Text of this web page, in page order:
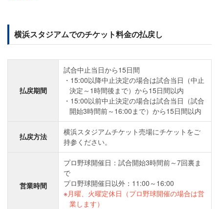
横浜スタジアムでのチケット料金の払戻し
払戻期間
試合中止当日から15日間
15:00以降中止決定の場合は試合当日（中止
決定～1時間後まで）から15日間以内
15:00以前中止決定の場合は試合当日（試合
開始3時間前～16:00まで）から15日間以内
払戻方法
横浜スタジアムチケット売場にチケットをご
持参ください。
営業時間
プロ野球開催日：試合開始3時間前～7回裏ま
で
プロ野球開催日以外：11:00～16:00
月曜、火曜定休日（プロ野球開催の場合は営
業します）